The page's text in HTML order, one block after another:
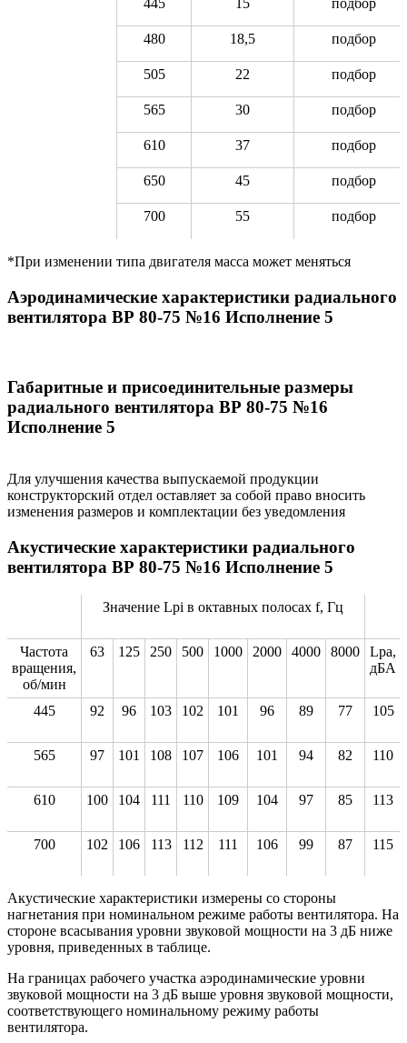
445 15 подбор
480 18,5 подбор
505 22 подбор
565 30 подбор
610 37 подбор
650 45 подбор
700 55 подбор
*При изменении типа двигателя масса может меняться
Аэродинамические характеристики радиального
вентилятора ВР 80-75 №16 Исполнение 5
Габаритные и присоединительные размеры
радиального вентилятора ВР 80-75 №16
Исполнение 5
Для улучшения качества выпускаемой продукции
конструкторский отдел оставляет за собой право вносить
изменения размеров и комплектации без уведомления
Акустические характеристики радиального
вентилятора ВР 80-75 №16 Исполнение 5
Значение Lpi в октавных полосах f, Гц
Частота
вращения,
об/мин
63 125 250 500 1000 2000 4000 8000
Lpa,
дБА
445 92 96 103 102 101 96 89 77 105
565 97 101 108 107 106 101 94 82 110
610 100 104 111 110 109 104 97 85 113
700 102 106 113 112 111 106 99 87 115
Акустические характеристики измерены со стороны
нагнетания при номинальном режиме работы вентилятора. На
стороне всасывания уровни звуковой мощности на 3 дБ ниже
уровня, приведенных в таблице.
На границах рабочего участка аэродинамические уровни
звуковой мощности на 3 дБ выше уровня звуковой мощности,
соответствующего номинальному режиму работы
вентилятора.